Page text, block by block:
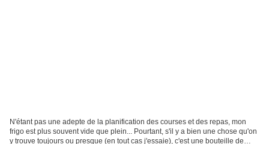
N'étant pas une adepte de la planification des courses et des repas, mon
frigo est plus souvent vide que plein... Pourtant, s'il y a bien une chose qu'on
y trouve toujours ou presque (en tout cas j'essaie), c'est une bouteille de